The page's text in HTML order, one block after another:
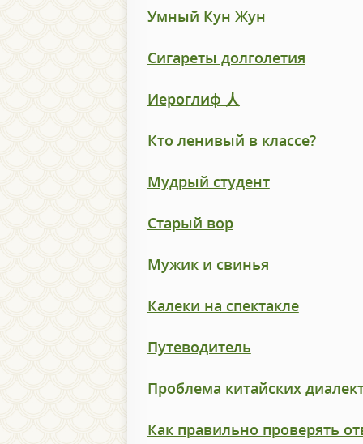
Умный Кун Жун
Сигареты долголетия
Иероглиф 人
Кто ленивый в классе?
Мудрый студент
Старый вор
Мужик и свинья
Калеки на спектакле
Путеводитель
Проблема китайских
Как правильно проверять